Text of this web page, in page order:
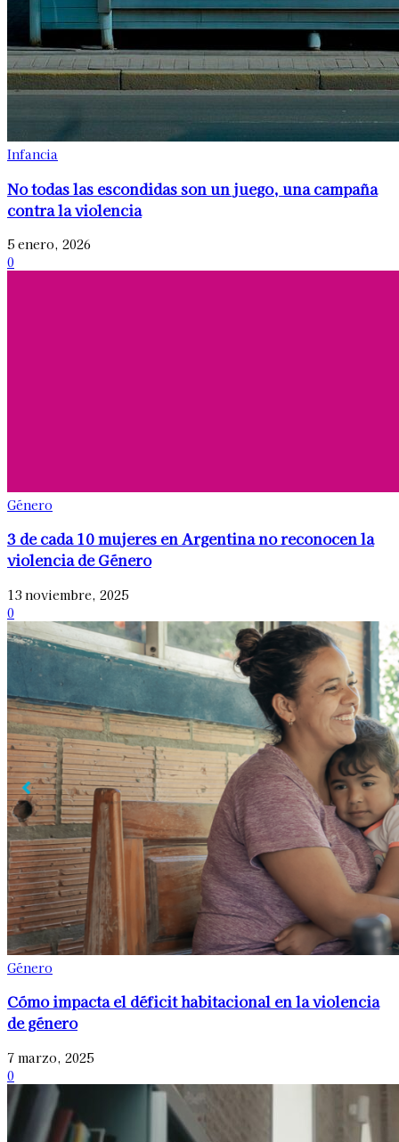
Infancia
No todas las escondidas son un juego, una campaña
contra la violencia
5 enero, 2026
0
Género
3 de cada 10 mujeres en Argentina no reconocen la
violencia de Género
13 noviembre, 2025
0
Género
Cómo impacta el déficit habitacional en la violencia
de género
7 marzo, 2025
0